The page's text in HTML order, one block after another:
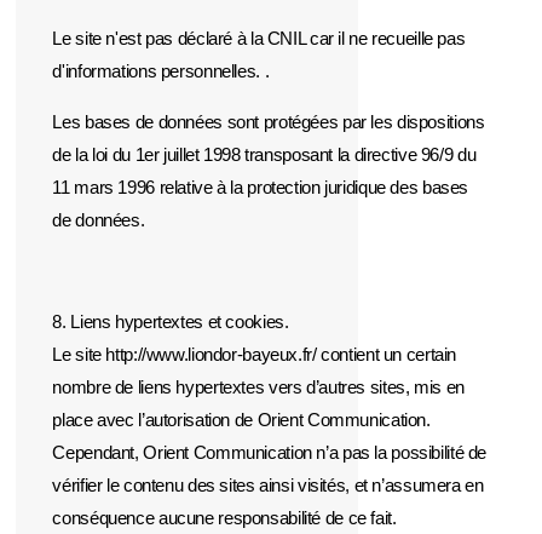
Le site n'est pas déclaré à la CNIL car il ne recueille pas
d'informations personnelles. .
Les bases de données sont protégées par les dispositions
de la loi du 1er juillet 1998 transposant la directive 96/9 du
11 mars 1996 relative à la protection juridique des bases
de données.
8. Liens hypertextes et cookies.
Le site http://www.liondor-bayeux.fr/ contient un certain
nombre de liens hypertextes vers d’autres sites, mis en
place avec l’autorisation de Orient Communication.
Cependant, Orient Communication n’a pas la possibilité de
vérifier le contenu des sites ainsi visités, et n’assumera en
conséquence aucune responsabilité de ce fait.